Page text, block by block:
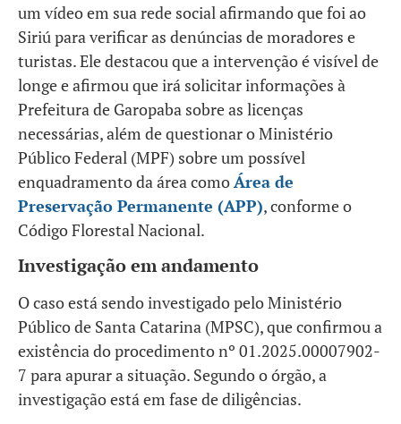
um vídeo em sua rede social afirmando que foi ao
Siriú para verificar as denúncias de moradores e
turistas. Ele destacou que a intervenção é visível de
longe e afirmou que irá solicitar informações à
Prefeitura de Garopaba sobre as licenças
necessárias, além de questionar o Ministério
Público Federal (MPF) sobre um possível
enquadramento da área comoÁrea de
Preservação Permanente (APP), conforme o
Código Florestal Nacional.
Investigação em andamento
O caso está sendo investigado pelo Ministério
Público de Santa Catarina (MPSC), que confirmou a
existência do procedimento nº 01.2025.00007902-
7 para apurar a situação. Segundo o órgão, a
investigação está em fase de diligências​.